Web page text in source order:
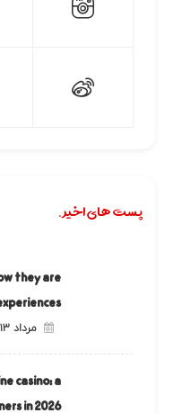
پست های اخیر.
they are
مرداد ۱۳, ۱۴۰۵
casino: a
in 2026